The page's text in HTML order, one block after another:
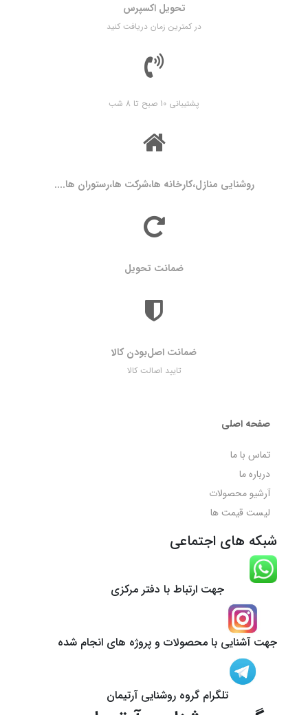
تحویل اکسپرس
در کمترین زمان دریافت کنید
پشتیبانی 10 صبح تا 8 شب
روشنایی منازل،کارخانه ها،شرکت ها،رستوران ها....
ضمانت تحویل
ضمانت اصل‌بودن کالا
تایید اصالت کالا
صفحه اصلی
تماس با ما
درباره ما
آرشیو محصولات
لیست قیمت ها
شبکه های اجتماعی
جهت ارتباط با دفتر مرکزی
جهت آشنایی با محصولات و پروژه های انجام شده
تلگرام گروه روشنایی آرتیمان